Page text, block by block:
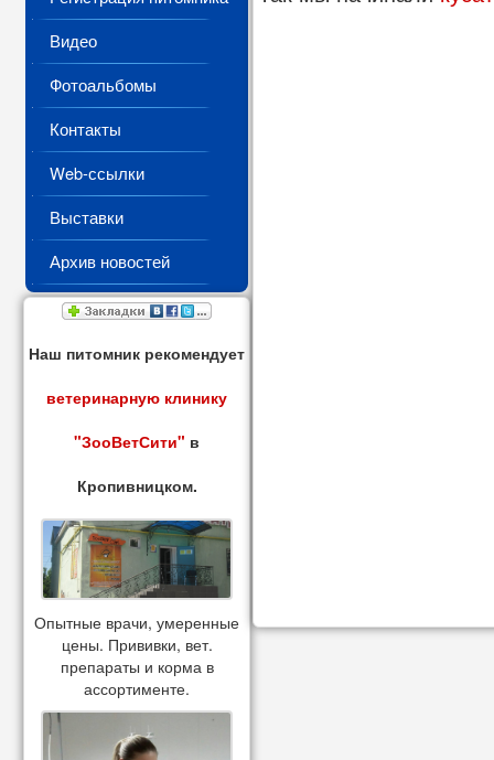
Видео
Фотоальбомы
Контакты
Web-ссылки
Выставки
Архив новостей
Наш питомник рекомендует
ветеринарную клинику
"ЗооВетСити" в
Кропивницком.
Опытные врачи, умеренные
цены. Прививки, вет.
препараты и корма в
ассортименте.